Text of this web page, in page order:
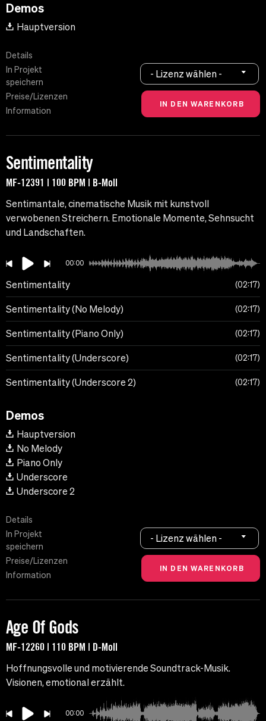
Demos
Hauptversion
Details
In Projekt
speichern
Preise/Lizenzen
Information
- Lizenz wählen -
Sentimentality
MF-12391 | 100 BPM | B-Moll
Sentimantale, cinematische Musik mit kunstvoll
verwobenen Streichern. Emotionale Momente, Sehnsucht
und Landschaften.
00:00
Sentimentality 02:17
Sentimentality (No Melody) 02:17
Sentimentality (Piano Only) 02:17
Sentimentality (Underscore) 02:17
Sentimentality (Underscore 2) 02:17
Demos
Hauptversion
No Melody
Piano Only
Underscore
Underscore 2
Details
In Projekt
speichern
Preise/Lizenzen
Information
- Lizenz wählen -
Age Of Gods
MF-12260 | 110 BPM | D-Moll
Hoffnungsvolle und motivierende Soundtrack-Musik.
Visionen, emotional erzählt.
00:00